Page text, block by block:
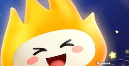
支持[0] 反对[0]